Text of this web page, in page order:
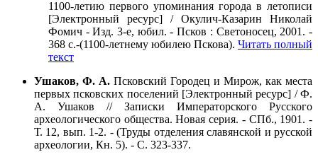
1100-летию первого упоминания города в летописи
[Электронный ресурс] / Окулич-Казарин Николай
Фомич - Изд. 3-е, юбил. - Псков : Светоносец, 2001. -
368 с.-(1100-летнему юбилею Пскова). Читать полный
текст
Ушаков, Ф. А. Псковский Городец и Мирож, как места
первых псковских поселений [Электронный ресурс] / Ф.
А. Ушаков // Записки Императорского Русского
археологического общества. Новая серия. - СПб., 1901. -
Т. 12, вып. 1-2. - (Труды отделения славянской и русской
археологии, Кн. 5). - С. 323-337.